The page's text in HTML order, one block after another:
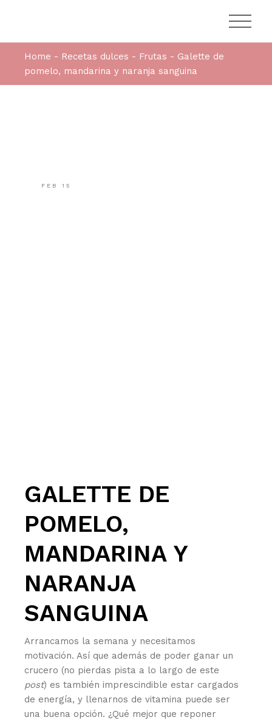
Home Recetas dulces Frutas
Galette de
pomelo, mandarina y naranja sanguina
FEB 15
GALETTE DE
POMELO,
MANDARINA Y
NARANJA
SANGUINA
Arrancamos la semana y necesitamos
motivación. Así que además de poder ganar un
crucero (no pierdas pista a lo largo de este
post) es también imprescindible estar cargados
de energía, y llenarnos de vitamina puede ser
una buena opción. ¿Qué mejor que reponer